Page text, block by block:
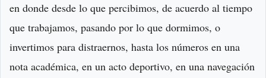
en donde desde lo que percibimos, de acuerdo al tiempo
que trabajamos, pasando por lo que dormimos, o
invertimos para distraernos, hasta los números en una
nota académica, en un acto deportivo, en una navegación